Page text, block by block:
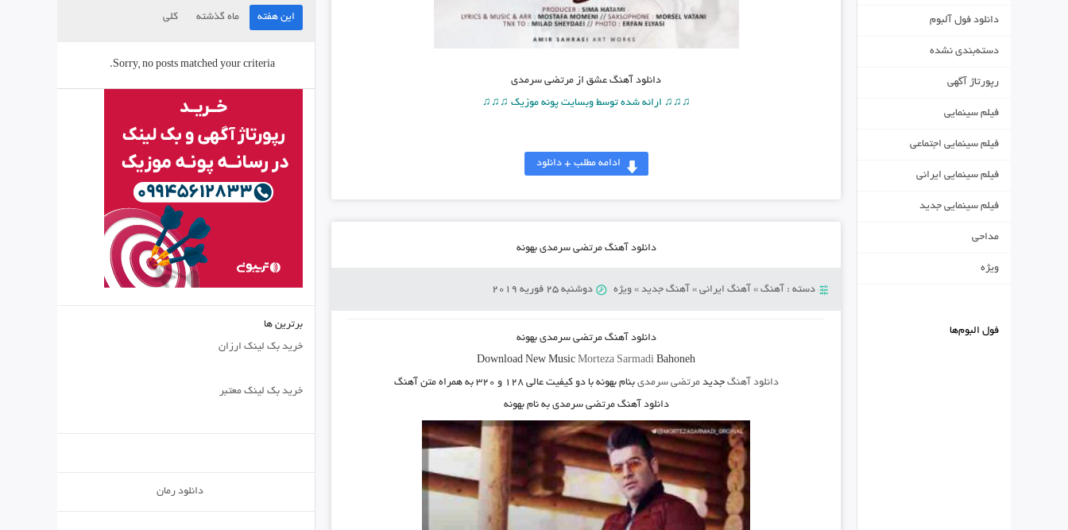
دانلود آهنگعشق از مرتضی سرمدی
♫♫♫ ارائه شده توسط وبسایت پونه موزیک ♫♫♫
ادامه مطلب + دانلود
دانلود آهنگ مرتضی سرمدی بهونه
دسته : آهنگ» آهنگ ایرانی» آهنگ جدید» ویژه دوشنبه 25 فوریه 2019
دانلود آهنگ مرتضی سرمدی بهونه
Download New MusicMorteza Sarmadi Bahoneh
دانلود آهنگ جدیدمرتضی سرمدی بنام بهونه با دو کیفیت عالی ۱۲۸ و ۳۲۰ به همراه متن آهنگ
دانلود آهنگ مرتضی سرمدی به نام بهونه
دانلود فول آلبوم
دسته‌بندی نشده
رپورتاژ آگهی
فیلم سینمایی
فیلم سینمایی اجتماعی
فیلم سینمایی ایرانی
فیلم سینمایی جدید
مداحی
ویژه
فول البوم‌ها
این هفته ماه گذشته کلی
Sorry, no posts matched your criteria.
برترین ها
خرید بک لینک ارزان
خرید بک لینک معتبر
دانلود رمان